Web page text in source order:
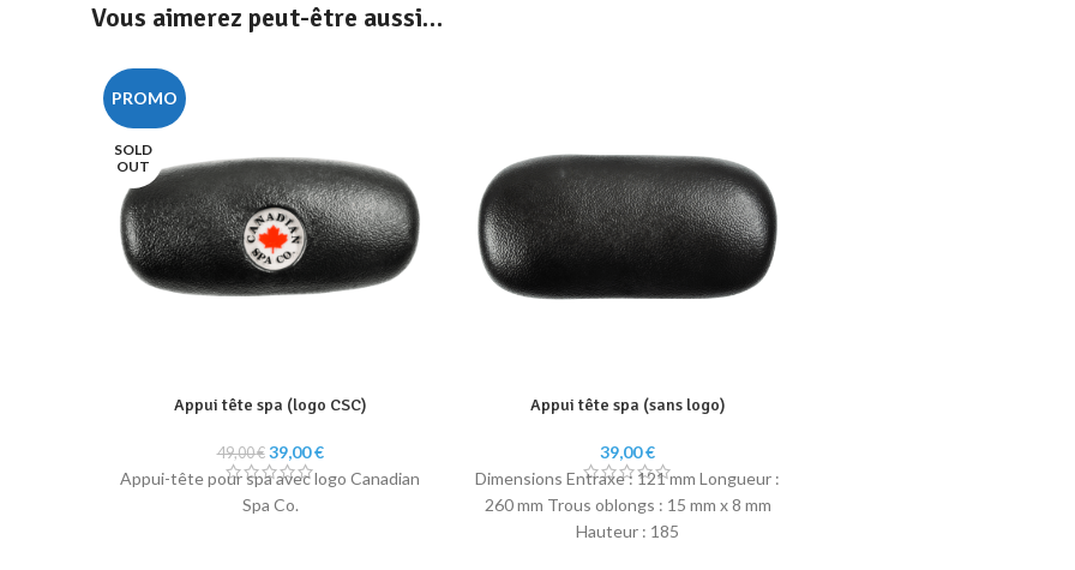
Vous aimerez peut-être aussi…
PROMO
SOLD
OUT
Appui tête spa (logo CSC)
49,00€ Le
prix
initial
39,00€Le
prix
Appui-tête pour spa avec logo Canadian
Spa Co.
Appui tête spa (sans logo)
39,00€
Dimensions Entraxe : 121 mm Longueur :
260 mm Trous oblongs : 15 mm x 8 mm
Hauteur : 185